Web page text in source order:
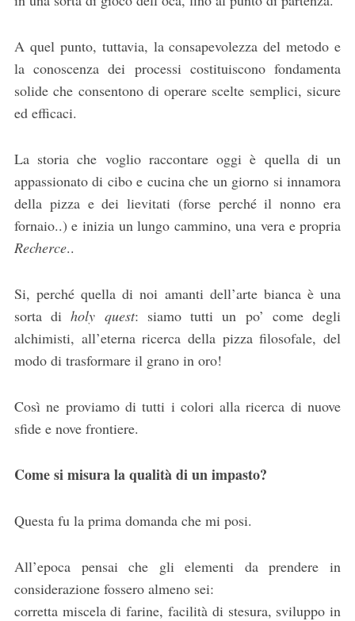
A quel punto, tuttavia, la consapevolezza del metodo e
la conoscenza dei processi costituiscono fondamenta
solide che consentono di operare scelte semplici, sicure
ed efficaci.
La storia che voglio raccontare oggi è quella di un
appassionato di cibo e cucina che un giorno si innamora
della pizza e dei lievitati (forse perché il nonno era
fornaio..) e inizia un lungo cammino, una vera e propria
Recherce..
Si, perché quella di noi amanti dell’arte bianca è una
sorta diholy quest: siamo tutti un po’ come degli
alchimisti, all’eterna ricerca della pizza filosofale, del
modo di trasformare il grano in oro!
Così ne proviamo di tutti i colori alla ricerca di nuove
sfide e nove frontiere.
Come si misura la qualità di un impasto?
Questa fu la prima domanda che mi posi.
All’epoca pensai che gli elementi da prendere in
considerazione fossero almeno sei:
corretta miscela di farine, facilità di stesura, sviluppo in